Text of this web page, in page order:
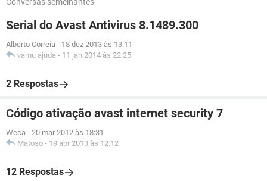
Serial do Avast Antivirus 8.1489.300
Alberto Correia - 18 dez 2013 às 13:11
vamu ajuda - 11 jan 2014 às 22:25
2 Respostas
Código ativação avast internet security 7
Weca - 20 mar 2012 às 18:31
Matoso - 19 abr 2013 às 12:12
12 Respostas